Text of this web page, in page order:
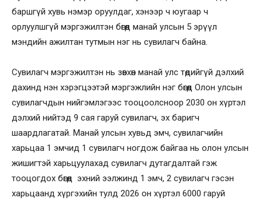
баршгүй хувь нэмэр оруулдаг, хэнээр ч юугаар ч
орлуулшгүй мэргэжилтэн бөгөөд манай улсын 5 эрүүл
мэндийн ажилтан тутмын нэг нь сувилагч байна.
Сувилагч мэргэжилтэн нь зөвхөн манай улс төдийгүй дэлхий
дахинд нэн хэрэгцээтэй мэргэжлийн нэг бөгөөд Олон улсын
сувилагчдын нийгэмлэгээс тооцоолсноор 2030 он хүртэл
дэлхий нийтэд 9 сая гаруй сувилагч, эх баригч
шаардлагатай. Манай улсын хувьд эмч, сувилагчийн
харьцаа 1 эмчид 1 сувилагч ногдож байгаа нь олон улсын
жишигтэй харьцуулахад сувилагч дутагдалтай гэж
тооцогдох бөгөөд эхний ээлжинд 1 эмч, 2 сувилагч гэсэн
харьцаанд хүргэхийн тулд 2026 он хүртэл 6000 гаруй